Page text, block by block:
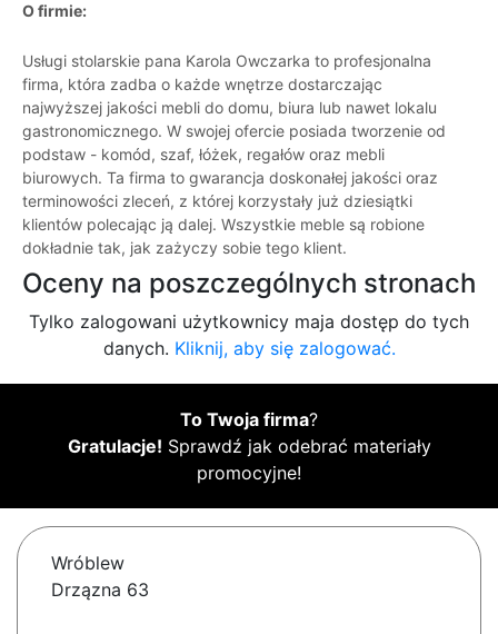
O firmie:
Usługi stolarskie pana Karola Owczarka to profesjonalna
firma, która zadba o każde wnętrze dostarczając
najwyższej jakości mebli do domu, biura lub nawet lokalu
gastronomicznego. W swojej ofercie posiada tworzenie od
podstaw - komód, szaf, łóżek, regałów oraz mebli
biurowych. Ta firma to gwarancja doskonałej jakości oraz
terminowości zleceń, z której korzystały już dziesiątki
klientów polecając ją dalej. Wszystkie meble są robione
dokładnie tak, jak zażyczy sobie tego klient.
Oceny na poszczególnych stronach
Tylko zalogowani użytkownicy maja dostęp do tych
danych. Kliknij, aby się zalogować.
To Twoja firma?
Gratulacje! Sprawdź jak odebrać materiały
promocyjne!
Wróblew
Drzązna 63